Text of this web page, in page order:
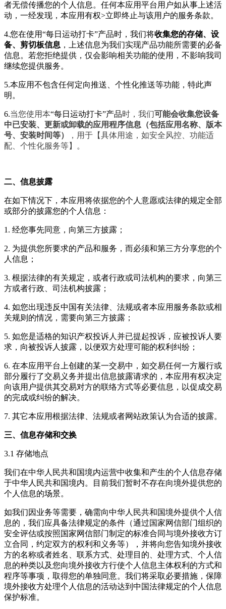
者无偿传播您的个人信息。任何本应用平台用户如从事上述活
动，一经发现，本应用有权>立即终止与该用户的服务条款。
4.您在使用“每日运动打卡”产品时，我们将收集您的存储、设
备、剪切板信息 ，上述信息为我们实现产品功能所需要的必备
信息。若您拒绝提供，仅会影响相关功能的使用，不影响我司
继续您提供服务。
5.本应用不包含任何定向推送、个性化推送等功能，特此声
明。
6.当您使用本“每日运动打卡”产品时，我们可能会收集您设备
中已安装、更新或卸载的应用程序信息（包括应用名称、版本
号、安装时间等）
，用于【具体用途，如安全风控、功能适
配、个性化服务等】。
二、信息披露
在如下情况下，本应用将依据您的个人意愿或法律的规定全部
或部分的披露您的个人信息：
1. 经您事先同意，向第三方披露；
2. 为提供您所要求的产品和服务，而必须和第三方分享您的个
人信息；
3. 根据法律的有关规定，或者行政或司法机构的要求，向第三
方或者行政、司法机构披露；
4. 如您出现违反中国有关法律、法规或者本应用服务条款或相
关规则的情况，需要向第三方披露；
5. 如您是适格的知识产权投诉人并已提起投诉，应被投诉人要
求，向被投诉人披露，以便双方处理可能的权利纠纷；
6. 在本应用平台上创建的某一交易中，如交易任何一方履行或
部分履行了交易义务并提出信息披露请求的，本应用有权决定
向该用户提供其交易对方的联络方式等必要信息，以促成交易
的完成或纠纷的解决。
7. 其它本应用根据法律、法规或者网站政策认为合适的披露。
三、信息存储和交换
3.1 存储地点
我们在中华人民共和国境内运营中收集和产生的个人信息存储
于中华人民共和国境内。目前我们暂时不存在向境外提供您的
个人信息的场景。
如我们因业务等需要，确需向中华人民共和国境外提供个人信
息的，我们应具备法律规定的条件（通过国家网信部门组织的
安全评估或按照国家网信部门制定的标准合同与境外接收方订
立合同，约定双方的权利和义务等），并将向您告知境外接收
方的名称或者姓名、联系方式、处理目的、处理方式、个人信
息的种类以及您向境外接收方行使个人信息主体权利的方式和
程序等事项，取得您的单独同意。我们将采取必要措施，保障
境外接收方处理个人信息的活动达到中国法律规定的个人信息
保护标准。